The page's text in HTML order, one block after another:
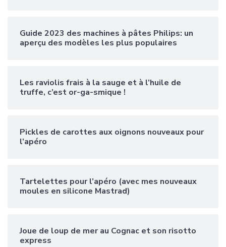
Guide 2023 des machines à pâtes Philips: un
aperçu des modèles les plus populaires
Les raviolis frais à la sauge et à l’huile de
truffe, c’est or-ga-smique !
Pickles de carottes aux oignons nouveaux pour
l’apéro
Tartelettes pour l’apéro (avec mes nouveaux
moules en silicone Mastrad)
Joue de loup de mer au Cognac et son risotto
express